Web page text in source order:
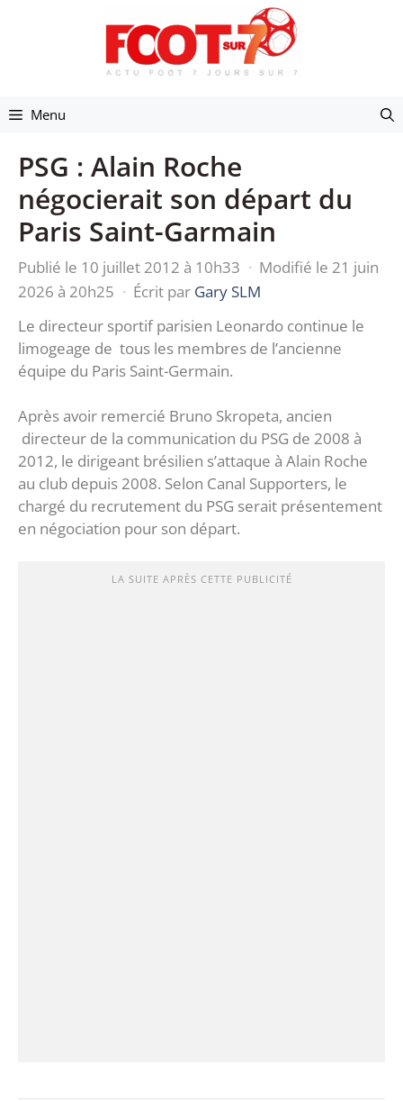
Menu
PSG : Alain Roche
négocierait son départ du
Paris Saint-Garmain
Publié le 10 juillet 2012 à 10h33 · Modifié le 21 juin
2026 à 20h25 · Écrit par Gary SLM
Le directeur sportif parisien Leonardo continue le
limogeage de tous les membres de l’ancienne
équipe du Paris Saint-Germain.
Après avoir remercié Bruno Skropeta, ancien
directeur de la communication du PSG de 2008 à
2012, le dirigeant brésilien s’attaque à Alain Roche
au club depuis 2008. Selon Canal Supporters, le
chargé du recrutement du PSG serait présentement
en négociation pour son départ.
LA SUITE APRÈS CETTE PUBLICITÉ